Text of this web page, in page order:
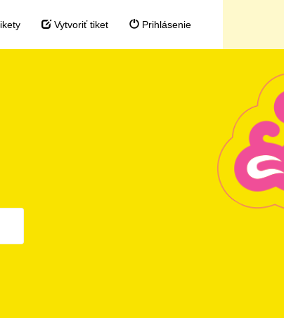
Vytvoriť tiket Prihlásenie